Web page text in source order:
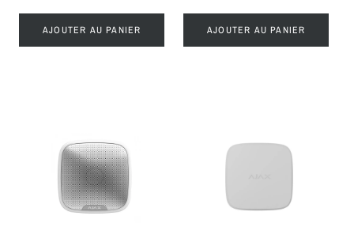
AJOUTER AU PANIER AJOUTER AU PANIER